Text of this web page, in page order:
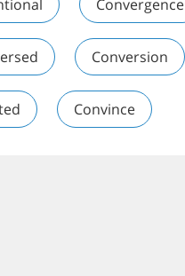
Convergence
Conversion
Convince